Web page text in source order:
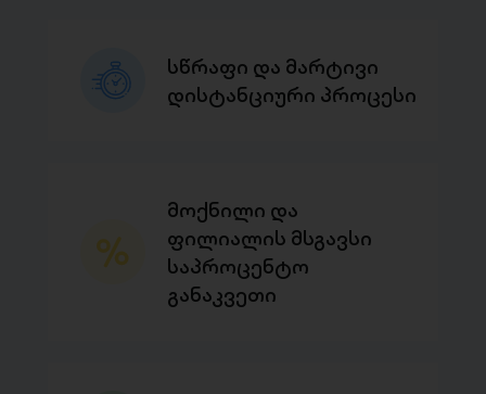
სწრაფი და მარტივი
დისტანციური პროცესი
მოქნილი და
ფილიალის მსგავსი
საპროცენტო
განაკვეთი